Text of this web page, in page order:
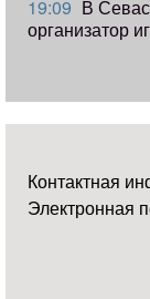
19:09 В
организатор
Контактная
Электронная